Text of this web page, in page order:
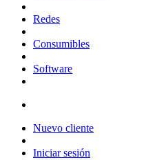
Redes
Consumibles
Software
Nuevo cliente
Iniciar sesión